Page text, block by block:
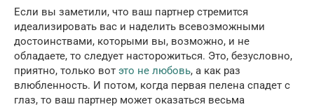
Если вы заметили, что ваш партнер стремится
идеализировать вас и наделить всевозможными
достоинствами, которыми вы, возможно, и не
обладаете, то следует насторожиться. Это, безусловно,
приятно, только вот это не любовь, а как раз
влюбленность. И потом, когда первая пелена спадет с
глаз, то ваш партнер может оказаться весьма